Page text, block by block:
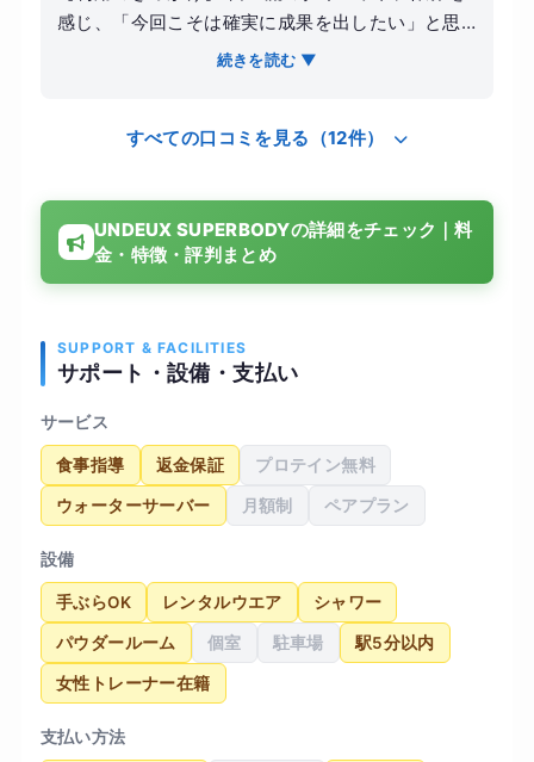
感じ、「今回こそは確実に成果を出したい」と思
い切って入会したのがきっかけです。 【トレーニ
をメインに、最後には丁寧なストレッチで体をケ
ムを修正してもらえるため、効率よく筋肉に効い
ている感覚があり、一人で運動するよりもずっと
充実した時間でした。 【結果とその後】 結果とし
て、数ヶ月で目標だった5キロのダイエットに成功
れ、大きな達成感を得ることができました。 しか
し、コース終了後に以前の食生活へ戻ってしま
い、残念ながらリバウンドも経験しました。トレ
ーニングで痩せられることは証明できましたが、
体型を維持するためにはジムでの運動習慣だけで
なく、卒業後の自己管理がいかに大切かを痛感し
ています。
続きを読む ▼
すべての口コミを見る（12件）
UNDEUX SUPERBODYの詳細をチェック｜料
金・特徴・評判まとめ
SUPPORT & FACILITIES
サポート・設備・支払い
サービス
食事指導 返金保証 プロテイン無料
ウォーターサーバー 月額制 ペアプラン
設備
手ぶらOK レンタルウエア シャワー
パウダールーム 個室 駐車場 駅5分以内
女性トレーナー在籍
支払い方法